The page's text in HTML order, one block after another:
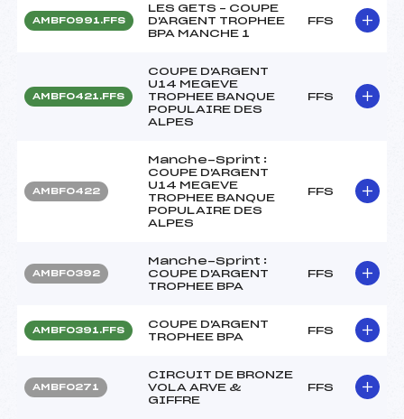
AMBF0991.FFS
LES GETS – COUPE
D'ARGENT TROPHEE
BPA MANCHE 1
FFS
AMBF0421.FFS
COUPE D'ARGENT
U14 MEGEVE
TROPHEE BANQUE
POPULAIRE DES
ALPES
FFS
AMBF0422
Manche-Sprint :
COUPE D'ARGENT
U14 MEGEVE
TROPHEE BANQUE
POPULAIRE DES
ALPES
FFS
AMBF0392
Manche-Sprint :
COUPE D'ARGENT
TROPHEE BPA
FFS
AMBF0391.FFS
COUPE D'ARGENT
TROPHEE BPA
FFS
AMBF0271
CIRCUIT DE BRONZE
VOLA ARVE &
GIFFRE
FFS